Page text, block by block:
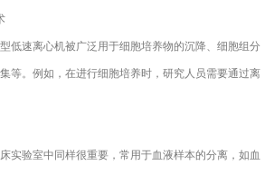
速离心机被广泛用于细胞培养物的沉降、细胞组分
等。例如，在进行细胞培养时，研究人员需要通过离
验室中同样很重要，常用于血液样本的分离，如血